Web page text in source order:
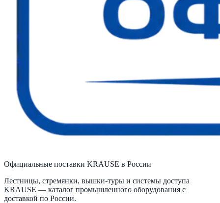
Официальные поставки KRAUSE в России
Лестницы, стремянки, вышки-туры и системы доступа
KRAUSE — каталог промышленного оборудования с
доставкой по России.